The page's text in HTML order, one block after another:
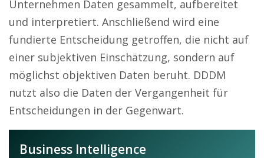
Unternehmen Daten gesammelt, aufbereitet
und interpretiert. Anschließend wird eine
fundierte Entscheidung getroffen, die nicht auf
einer subjektiven Einschätzung, sondern auf
möglichst objektiven Daten beruht. DDDM
nutzt also die Daten der Vergangenheit für
Entscheidungen in der Gegenwart.
Business Intelligence